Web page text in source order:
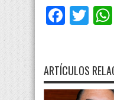
ARTÍCULOS